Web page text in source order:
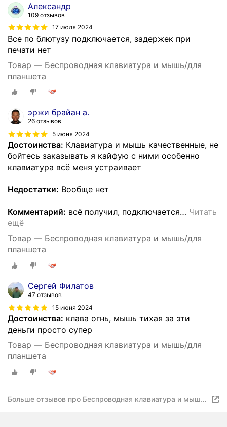
Александр
109 отзывов
17 июля 2024
Все по блютузу подключается, задержек при
печати нет
Товар — Беспроводная клавиатура и мышь/для
планшета
эржи брайан а.
26 отзывов
5 июня 2024
Достоинства: Клавиатура и мышь качественные, не
бойтесь заказывать я кайфую с ними особенно
клавиатура всё меня устраивает
Недостатки: Вообще нет
Комментарий: всё получил, подключается… Читать
ещё
Товар — Беспроводная клавиатура и мышь/для
планшета
Cергей Филатов
47 отзывов
15 июня 2024
Достоинства: клава огнь, мышь тихая за эти
деньги просто супер
Товар — Беспроводная клавиатура и мышь/для
планшета
Больше отзывов про Беспроводная клавиатура и мышь/